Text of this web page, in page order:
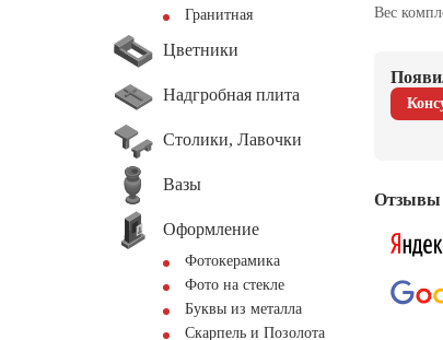
Гранитная
Цветники
Надгробная плита
Столики, Лавочки
Вазы
Оформление
Фотокерамика
Фото на стекле
Буквы из металла
Скарпель и Позолота
Вес
Отзывы